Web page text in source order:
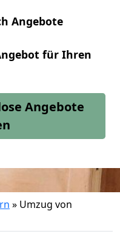
Angebote
für Ihren
Angebote
» Umzug von